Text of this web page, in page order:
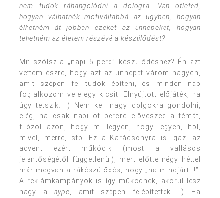
nem tudok ráhangolódni a dologra. Van ötleted,
hogyan válhatnék motiváltabbá az ügyben, hogyan
élhetném át jobban ezeket az ünnepeket, hogyan
tehetném az életem részévé a készülődést?
Mit szólsz a „napi 5 perc” készülődéshez? Én azt
vettem észre, hogy azt az ünnepet várom nagyon,
amit szépen fel tudok építeni, és minden nap
foglalkozom vele egy kicsit. Elnyújtott előjáték, ha
úgy tetszik. :) Nem kell nagy dolgokra gondolni,
elég, ha csak napi öt percre előveszed a témát,
filózol azon, hogy mi legyen, hogy legyen, hol,
mivel, merre, stb. Ez a Karácsonyra is igaz, az
advent ezért működik (most a vallásos
jelentőségétől függetlenül), mert előtte négy héttel
már megvan a rákészülődés, hogy „na mindjárt…!”.
A reklámkampányok is így működnek, akörül lesz
nagy ahype, amit szépen felépítettek. :) Ha